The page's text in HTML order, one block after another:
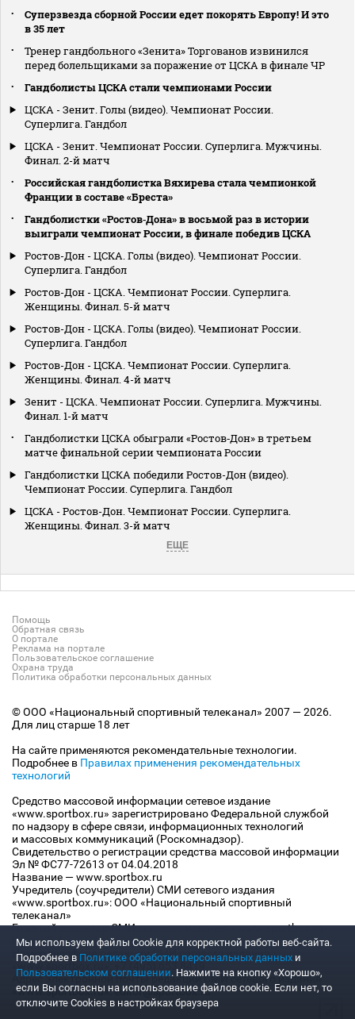
Суперзвезда сборной России едет покорять Европу! И это
в 35 лет
Тренер гандбольного «Зенита» Торгованов извинился
перед болельщиками за поражение от ЦСКА в финале ЧР
Гандболисты ЦСКА стали чемпионами России
ЦСКА - Зенит. Голы (видео). Чемпионат России.
Суперлига. Гандбол
ЦСКА - Зенит. Чемпионат России. Суперлига. Мужчины.
Финал. 2-й матч
Российская гандболистка Вяхирева стала чемпионкой
Франции в составе «Бреста»
Гандболистки «Ростов‑Дона» в восьмой раз в истории
выиграли чемпионат России, в финале победив ЦСКА
Ростов-Дон - ЦСКА. Голы (видео). Чемпионат России.
Суперлига. Гандбол
Ростов-Дон - ЦСКА. Чемпионат России. Суперлига.
Женщины. Финал. 5-й матч
Ростов-Дон - ЦСКА. Голы (видео). Чемпионат России.
Суперлига. Гандбол
Ростов-Дон - ЦСКА. Чемпионат России. Суперлига.
Женщины. Финал. 4-й матч
Зенит - ЦСКА. Чемпионат России. Суперлига. Мужчины.
Финал. 1-й матч
Гандболистки ЦСКА обыграли «Ростов‑Дон» в третьем
матче финальной серии чемпионата России
Гандболистки ЦСКА победили Ростов-Дон (видео).
Чемпионат России. Суперлига. Гандбол
ЦСКА - Ростов-Дон. Чемпионат России. Суперлига.
Женщины. Финал. 3-й матч
ЕЩЕ
Помощь
Обратная связь
О портале
Реклама на портале
Пользовательское соглашение
Охрана труда
Политика обработки персональных данных
© ООО «Национальный спортивный телеканал» 2007 — 2026.
Для лиц старше 18 лет
На сайте применяются рекомендательные технологии.
Подробнее в Правилах применения рекомендательных
технологий
Средство массовой информации сетевое издание
«www.sportbox.ru» зарегистрировано Федеральной службой
по надзору в сфере связи, информационных технологий
и массовых коммуникаций (Роскомнадзор).
Свидетельство о регистрации средства массовой информации
Эл № ФС77-72613 от 04.04.2018
Название — www.sportbox.ru
Учредитель (соучредители) СМИ сетевого издания
«www.sportbox.ru»: ООО «Национальный спортивный
телеканал»
Главный редактор СМИ сетевого издания «www.sportbox.ru»:
Конов В.А.
Номер телефона редакции СМИ сетевого издания
«www.sportbox.ru»: +7 (495) 653 8419
Адрес электронной почты редакции СМИ сетевого издания
«www.sportbox.ru»: editor@sportbox.ru
Мы используем файлы Сookie для корректной работы веб-сайта.
Подробнее в Политике обработки персональных данных и
Пользовательском соглашении. Нажмите на кнопку «Хорошо»,
если Вы согласны на использование файлов cookie. Если нет, то
отключите Cookies в настройках браузера